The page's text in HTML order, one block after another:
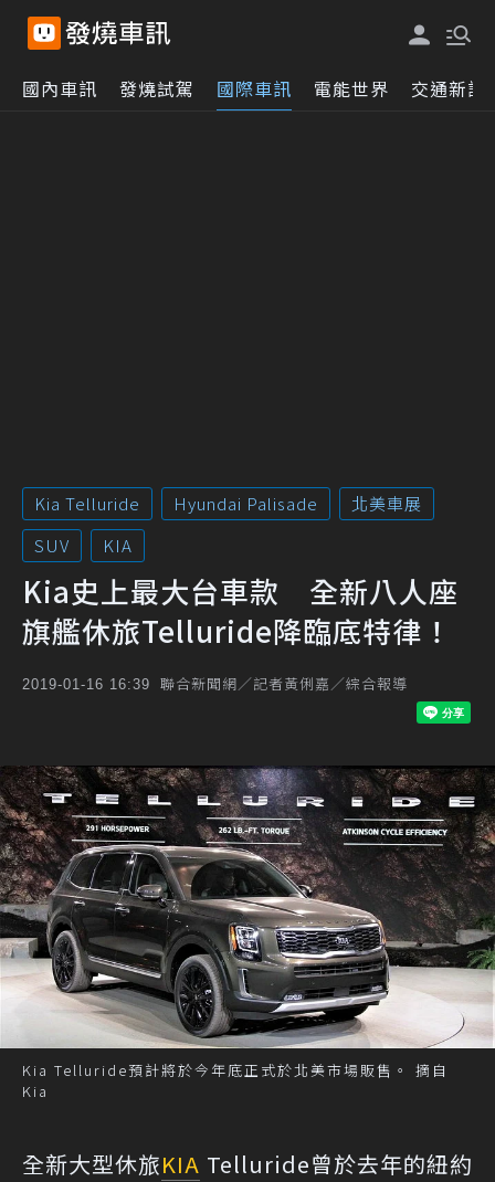
國內車訊 發燒試駕 國際車訊 電能世界 交通新訊
Kia Telluride Hyundai Palisade
北美車展
SUV
KIA
Kia史上最大台車款 全新八人座
旗艦休旅Telluride降臨底特律！
2019-01-16 16:39 聯合新聞網／記者黃俐嘉／綜合報導
Kia Telluride預計將於今年底正式於北美市場販售。 摘自
Kia
全新大型休旅KIA Telluride曾於去年的紐約